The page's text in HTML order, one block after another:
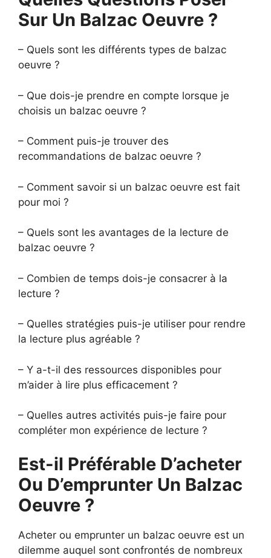
Sur Un Balzac Oeuvre ?
– Quels sont les différents types de balzac
oeuvre ?
– Que dois-je prendre en compte lorsque je
choisis un balzac oeuvre ?
– Comment puis-je trouver des
recommandations de balzac oeuvre ?
– Comment savoir si un balzac oeuvre est fait
pour moi ?
– Quels sont les avantages de la lecture de
balzac oeuvre ?
– Combien de temps dois-je consacrer à la
lecture ?
– Quelles stratégies puis-je utiliser pour rendre
la lecture plus agréable ?
– Y a-t-il des ressources disponibles pour
m’aider à lire plus efficacement ?
– Quelles autres activités puis-je faire pour
compléter mon expérience de lecture ?
Est-il Préférable D’acheter
Ou D’emprunter Un Balzac
Oeuvre ?
Acheter ou emprunter un balzac oeuvre est un
dilemme auquel sont confrontés de nombreux